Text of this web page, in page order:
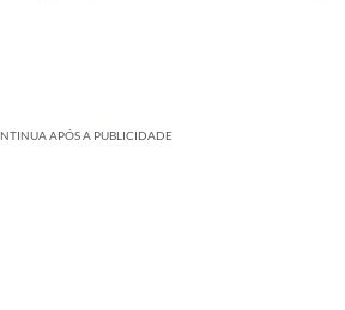
APÓS A PUBLICIDADE